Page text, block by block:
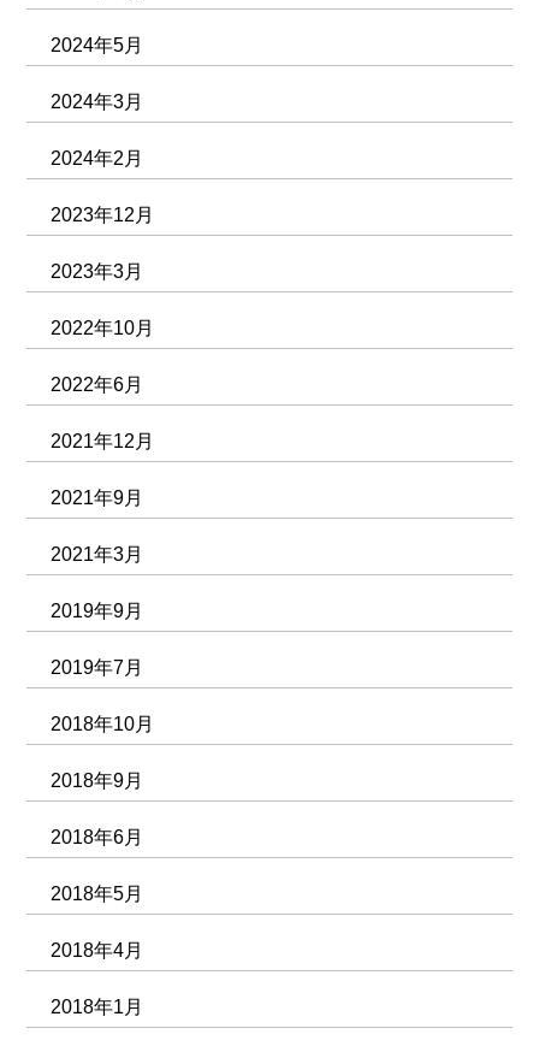
2024年5月
2024年3月
2024年2月
2023年12月
2023年3月
2022年10月
2022年6月
2021年12月
2021年9月
2021年3月
2019年9月
2019年7月
2018年10月
2018年9月
2018年6月
2018年5月
2018年4月
2018年1月